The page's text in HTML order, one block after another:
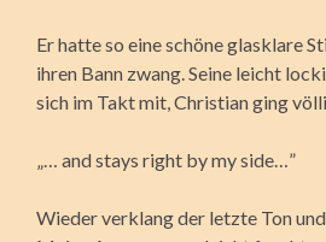
Er hatte so eine schöne glasklare
ihren Bann zwang. Seine leicht
sich im Takt mit, Christian ging
„… and stays right by my side…”
Wieder verklang der letzte Ton